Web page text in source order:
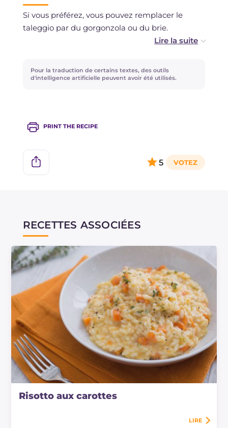
Si vous préférez, vous pouvez remplacer le
taleggio par du gorgonzola ou du brie.
omettre la pancetta et ajouter des
champignons sautés ou des artichauts poêlés.
Pour la traduction de certains textes, des outils
d'intelligence artificielle peuvent avoir été utilisés.
PRINT THE RECIPE
5
RECETTES ASSOCIÉES
Risotto aux carottes
LIRE